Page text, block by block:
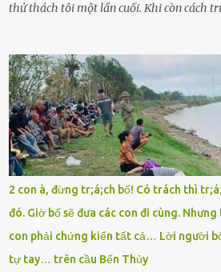
thử thách tôi một lần cuối. Khi còn cách
sực nhớ – điện thoại đang sạc, sáng nay
đường thưa thớt người qua lại, tôi hoảng
Chú ơi, cháu đi thi, xe hỏng rồi! Làm ơn
giúp cháu với, cháu không có điện thoại…
thì tăng ga tránh xa như né một kẻ lừa
như một kẻ mất trí. Vô ích. 6h10. Còn hơn
tôi chỉ có một lựa chọn duy nhất: chạy.
rút tờ giấy báo dự thi nhét túi áo, đeo ba
Chạy không ngừng. Qua ngã...
2 con à, đừng tr;á;ch bố! Có trách thì
đó. Giờ bố sẽ đưa các con đi cùng.
con phải chứng kiến tất cả… Lời người
tự tay… trên cầu Bến Thủy